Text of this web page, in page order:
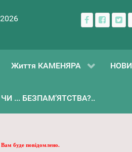
Життя КАМЕНЯРА
... БЕЗПАМ’ЯТСТВА?..
Вам буде повідомлено.